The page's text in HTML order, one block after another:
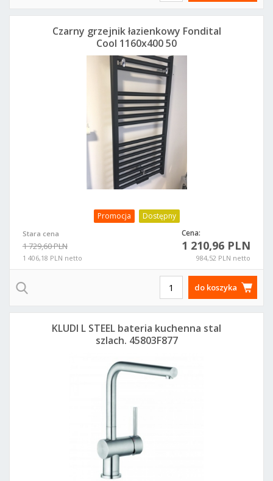
Promocja Dostępny
Stara cena
1 729,60 PLN
1 406,18 PLN netto
Cena:
1 210,96 PLN
984,52 PLN netto
Czarny grzejnik łazienkowy Fondital
Cool 1160x400 50
do koszyka
KLUDI L STEEL bateria kuchenna stal
szlach. 45803F877